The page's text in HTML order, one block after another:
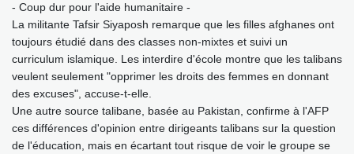
- Coup dur pour l'aide humanitaire -
La militante Tafsir Siyaposh remarque que les filles afghanes ont
toujours étudié dans des classes non-mixtes et suivi un
curriculum islamique. Les interdire d'école montre que les talibans
veulent seulement "opprimer les droits des femmes en donnant
des excuses", accuse-t-elle.
Une autre source talibane, basée au Pakistan, confirme à l'AFP
ces différences d'opinion entre dirigeants talibans sur la question
de l'éducation, mais en écartant tout risque de voir le groupe se